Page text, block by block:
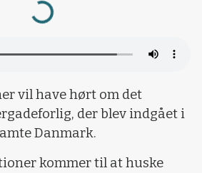
Loading...
vil have hørt om det
der blev indgået i
Danmark.
kommer til at huske